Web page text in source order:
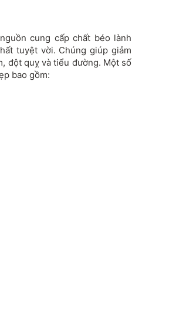
cung cấp chất béo lành
tuyệt vời. Chúng giúp giảm
đột quỵ và tiểu đường. Một số
bao gồm: